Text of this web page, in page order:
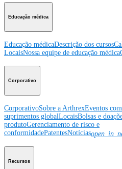
Educação médica
Educação médicaDescrição dos cursos
LocaisNossa equipe de educação médica
Corporativo
CorporativoSobre a ArthrexEventos
suprimentos globalLocaisBolsas e
produtoGerenciamento de risco e
conformidadePatentesNotícias
Recursos